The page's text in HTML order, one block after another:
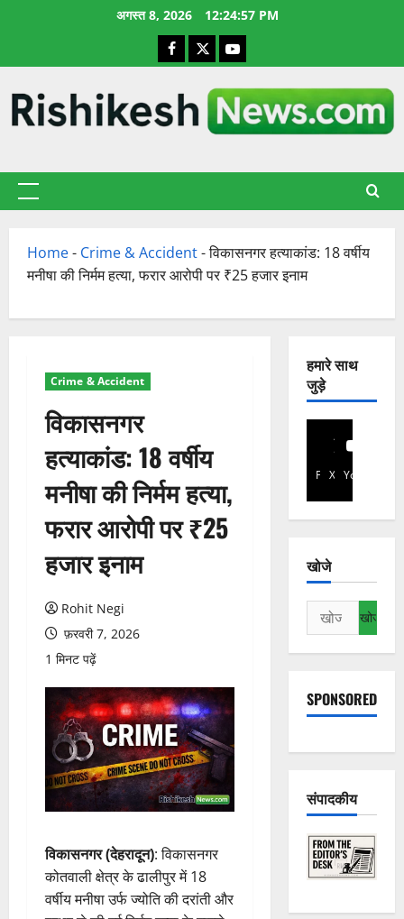
अगस्त 8, 2026 12:24:59 PM
Facebook
X YouTube
प्राथमिक
Home- Crime & Accident-विकासनगर हत्याकांड: 18 वर्षीय
मनीषा की निर्मम हत्या, फरार आरोपी पर ₹25 हजार इनाम
Crime & Accident
विकासनगर
हत्याकांड: 18 वर्षीय
मनीषा की निर्मम हत्या,
फरार आरोपी पर ₹25
हजार इनाम
Rohit Negi
फ़रवरी 7, 2026
1 मिनट पढ़ें
विकासनगर (देहरादून): विकासनगर
कोतवाली क्षेत्र के ढालीपुर में 18
वर्षीय मनीषा उर्फ ज्योति की दरांती और
हमारे साथ
जुड़े
Facebook
X YouTube
खोजे
निम्न
को
खोजें:
SPONSORED
संपादकीय